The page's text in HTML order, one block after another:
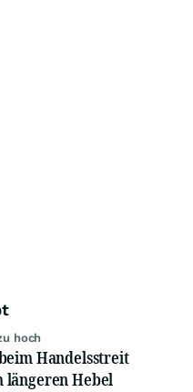
hoch
Handelsstreit
längeren Hebel